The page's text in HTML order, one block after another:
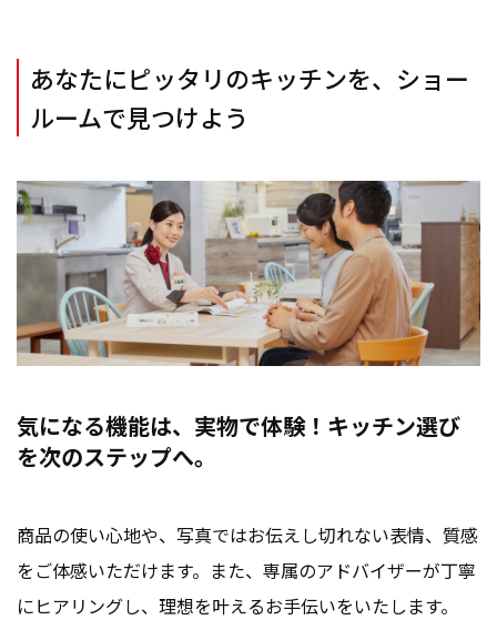
あなたにピッタリのキッチンを、ショー
ルームで見つけよう
気になる機能は、実物で体験！キッチン選び
を次のステップへ。
商品の使い心地や、写真ではお伝えし切れない表情、質感
をご体感いただけます。また、専属のアドバイザーが丁寧
にヒアリングし、理想を叶えるお手伝いをいたします。